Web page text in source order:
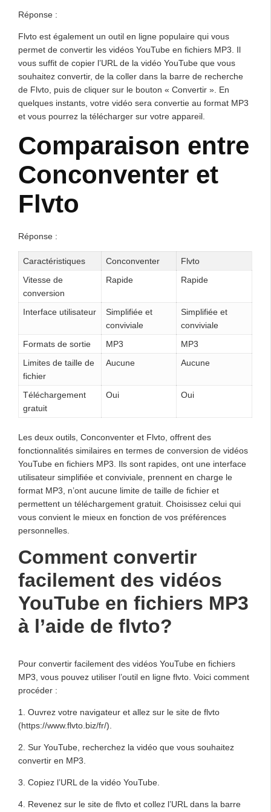
Réponse :
Flvto est également un outil en ligne populaire qui vous
permet de convertir les vidéos YouTube en fichiers MP3. Il
vous suffit de copier l’URL de la vidéo YouTube que vous
souhaitez convertir, de la coller dans la barre de recherche
de Flvto, puis de cliquer sur le bouton « Convertir ». En
quelques instants, votre vidéo sera convertie au format MP3
et vous pourrez la télécharger sur votre appareil.
Comparaison entre
Conconventer et
Flvto
Réponse :
Caractéristiques Conconventer
Flvto
Vitesse de
conversion
Rapide Rapide
Interface utilisateur
Simplifiée et
conviviale
Simplifiée et
conviviale
Formats de sortie
MP3
MP3
Limites de taille de
fichier
Aucune Aucune
Téléchargement
gratuit
Oui Oui
Les deux outils, Conconventer et Flvto, offrent des
fonctionnalités similaires en termes de conversion de vidéos
YouTube en fichiers MP3. Ils sont rapides, ont une interface
utilisateur simplifiée et conviviale, prennent en charge le
format MP3, n’ont aucune limite de taille de fichier et
permettent un téléchargement gratuit. Choisissez celui qui
vous convient le mieux en fonction de vos préférences
personnelles.
Comment convertir
facilement des vidéos
YouTube en fichiers MP3
à l’aide de flvto?
Pour convertir facilement des vidéos YouTube en fichiers
MP3, vous pouvez utiliser l’outil en ligne flvto. Voici comment
procéder :
1. Ouvrez votre navigateur et allez sur le site de flvto
(https://www.flvto.biz/fr/).
2. Sur YouTube, recherchez la vidéo que vous souhaitez
convertir en MP3.
3. Copiez l’URL de la vidéo YouTube.
4. Revenez sur le site de flvto et collez l’URL dans la barre